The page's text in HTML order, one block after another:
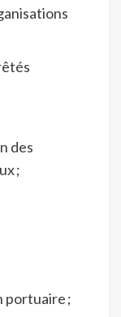
des
;
portuaire ;